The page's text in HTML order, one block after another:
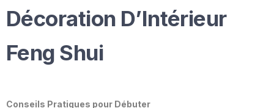
Décoration D’Intérieur
Feng Shui
Conseils Pratiques pour Débuter